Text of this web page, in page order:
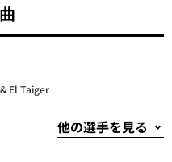
El Taiger